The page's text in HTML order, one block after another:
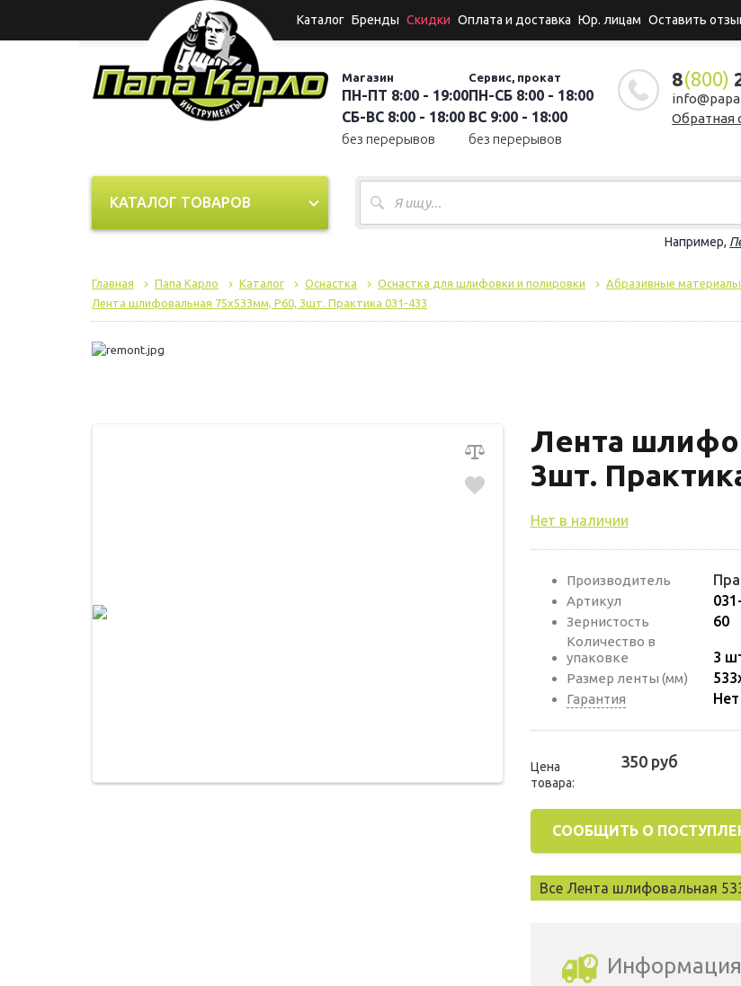
Каталог Бренды Скидки Оплата и доставка Юр. лицам Оставить
Магазин
ПН-ПТ 8:00 - 19:00
СБ-ВС 8:00 - 18:00
без перерывов
Сервис, прокат
ПН-СБ 8:00 - 18:00
ВС 9:00 - 18:00
без перерывов
8(800)
Обратная
Например,
КАТАЛОГ ТОВАРОВ
Главная Папа Карло Каталог Оснастка Оснастка для шлифовки и полировки Абразивные материалы
Лента шлифовальная 75х533мм, P60, 3шт. Практика 031-433
Лента
3шт.
Нет в наличии
Производитель
Артикул
Зернистость 60
Количество в
упаковке
3
Размер ленты (мм)
Гарантия Нет
Цена
товара:
350 руб
СООБЩИТЬ О
Все Лента шлифовальная
Информация